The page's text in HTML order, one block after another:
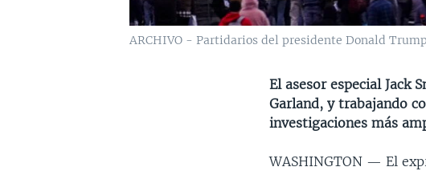
ARCHIVO - Partidarios del presidente Donald
El asesor especial Jack
Garland, y trabajando
investigaciones más
WASHINGTON —El